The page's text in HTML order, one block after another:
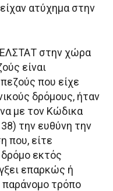
ατύχημα στην
ΕΛΣΤΑΤ στην χώρα
είναι
που είχε
δρόμους, ήταν
με τον Κώδικα
την ευθύνη την
που, είτε
εκτός
επαρκώς ή
τρόπο